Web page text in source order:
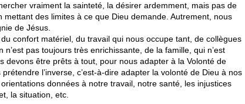
vraiment la sainteté, la désirer ardemment, mais pas de
des limites à ce que Dieu demande. Autrement, nous
de Jésus.
confort matériel, du travail qui nous occupe tant, de collègues
pas toujours très enrichissante, de la famille, qui n’est
devons être prêts à tout, pour nous adapter à la Volonté de
l’inverse, c’est-à-dire adapter la volonté de Dieu à nos
données à notre travail, notre santé, les injustices
la situation, etc.